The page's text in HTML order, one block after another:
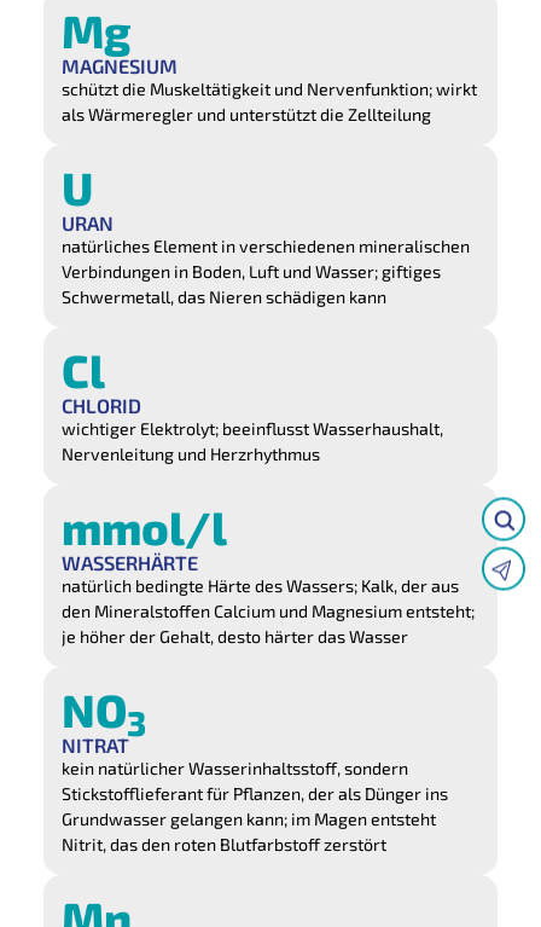
Mg
MAGNESIUM
schützt die Muskeltätigkeit und Nervenfunktion; wirkt
als Wärmeregler und unterstützt die Zellteilung
U
URAN
natürliches Element in verschiedenen mineralischen
Verbindungen in Boden, Luft und Wasser; giftiges
Schwermetall, das Nieren schädigen kann
Cl
CHLORID
wichtiger Elektrolyt; beeinflusst Wasserhaushalt,
Nervenleitung und Herzrhythmus
mmol/l
WASSERHÄRTE
natürlich bedingte Härte des Wassers; Kalk, der aus
den Mineralstoffen Calcium und Magnesium entsteht;
je höher der Gehalt, desto härter das Wasser
NO3
NITRAT
kein natürlicher Wasserinhaltsstoff, sondern
Stickstofflieferant für Pflanzen, der als Dünger ins
Grundwasser gelangen kann; im Magen entsteht
Nitrit, das den roten Blutfarbstoff zerstört